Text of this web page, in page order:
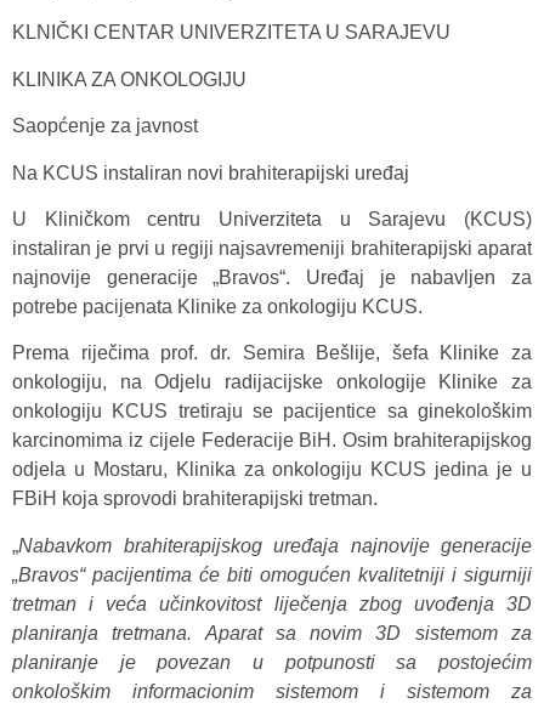
KLNIČKI CENTAR UNIVERZITETA U SARAJEVU
KLINIKA ZA ONKOLOGIJU
Saopćenje za javnost
Na KCUS instaliran novi brahiterapijski uređaj
U Kliničkom centru Univerziteta u Sarajevu (KCUS)
instaliran je prvi u regiji najsavremeniji brahiterapijski aparat
najnovije generacije „Bravos“. Uređaj je nabavljen za
potrebe pacijenata Klinike za onkologiju KCUS.
Prema riječima prof. dr. Semira Bešlije, šefa Klinike za
onkologiju, na Odjelu radijacijske onkologije Klinike za
onkologiju KCUS tretiraju se pacijentice sa ginekološkim
karcinomima iz cijele Federacije BiH. Osim brahiterapijskog
odjela u Mostaru, Klinika za onkologiju KCUS jedina je u
FBiH koja sprovodi brahiterapijski tretman.
„Nabavkom brahiterapijskog uređaja najnovije generacije
„Bravos“ pacijentima će biti omogućen kvalitetniji i sigurniji
tretman i veća učinkovitost liječenja zbog uvođenja 3D
planiranja tretmana. Aparat sa novim 3D sistemom za
planiranje je povezan u potpunosti sa postojećim
onkološkim informacionim sistemom i sistemom za